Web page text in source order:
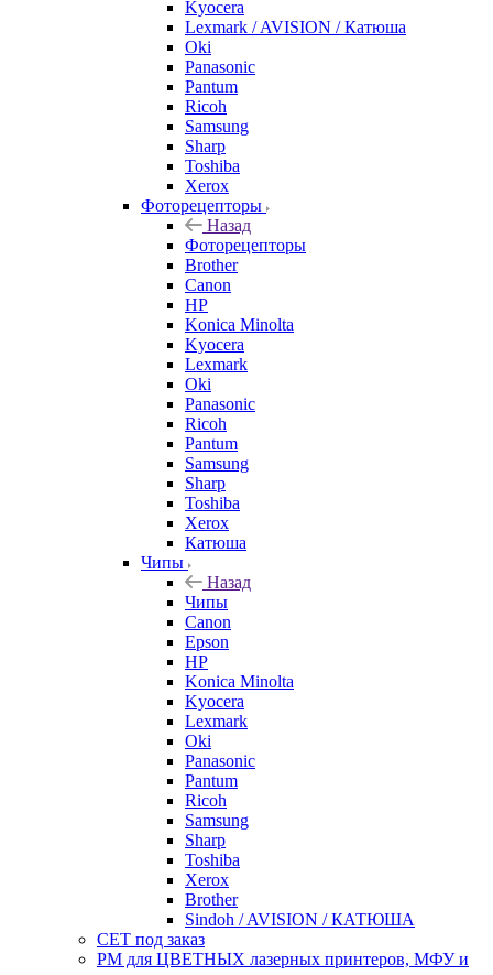
Kyocera
Lexmark / AVISION / Катюша
Oki
Panasonic
Pantum
Ricoh
Samsung
Sharp
Toshiba
Xerox
Фоторецепторы
Назад
Фоторецепторы
Brother
Canon
HP
Konica Minolta
Kyocera
Lexmark
Oki
Panasonic
Ricoh
Pantum
Samsung
Sharp
Toshiba
Xerox
Катюша
Чипы
Назад
Чипы
Canon
Epson
HP
Konica Minolta
Kyocera
Lexmark
Oki
Panasonic
Pantum
Ricoh
Samsung
Sharp
Toshiba
Xerox
Brother
Sindoh / AVISION / КАТЮША
CET под заказ
РМ для ЦВЕТНЫХ лазерных принтеров, МФУ и